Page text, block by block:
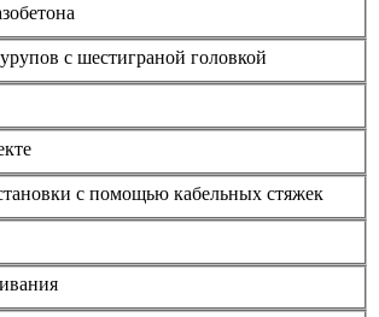
с шестиграной головкой
с помощью кабельных стяжек